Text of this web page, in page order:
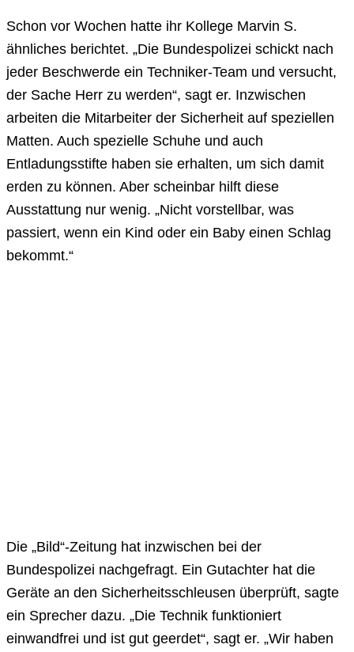
Schon vor Wochen hatte ihr Kollege Marvin S.
ähnliches berichtet. „Die Bundespolizei schickt nach
jeder Beschwerde ein Techniker-Team und versucht,
der Sache Herr zu werden“, sagt er. Inzwischen
arbeiten die Mitarbeiter der Sicherheit auf speziellen
Matten. Auch spezielle Schuhe und auch
Entladungsstifte haben sie erhalten, um sich damit
erden zu können. Aber scheinbar hilft diese
Ausstattung nur wenig. „Nicht vorstellbar, was
passiert, wenn ein Kind oder ein Baby einen Schlag
bekommt.“
Die „Bild“-Zeitung hat inzwischen bei der
Bundespolizei nachgefragt. Ein Gutachter hat die
Geräte an den Sicherheitsschleusen überprüft, sagte
ein Sprecher dazu. „Die Technik funktioniert
einwandfrei und ist gut geerdet“, sagt er. „Wir haben